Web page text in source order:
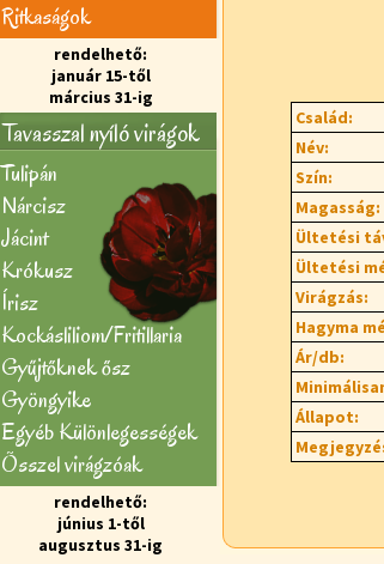
Ritkaságok
rendelhető:
január 15-től
március 31-ig
Tavasszal nyíló virágok
Tulipán
Nárcisz
Jácint
Krókusz
Írisz
Kockásliliom/Fritillaria
Gyűjtőknek ősz
Gyöngyike
Egyéb Különlegességek
Õsszel virágzóak
rendelhető:
június 1-től
augusztus 31-ig
Család:
Név:
Szín:
Magasság:
Ültetési
Ültetési
Virágzás:
Hagyma
Ár/db:
Állapot: